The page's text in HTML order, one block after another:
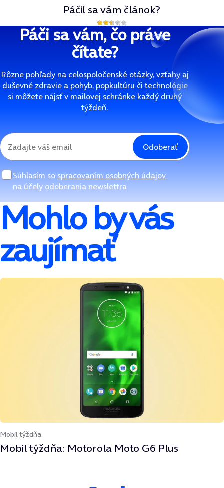
Páčil sa vám článok?
Páči sa vám, čo práve
čítate?
Rôzne pohľady na celospoločenské otázky, vzťahy aj
duševné zdravie a pohyb, popkultúru či technológie
si môžete nájsť v mailovej schránke každý druhý
týždeň.
Odoberať
Súhlasím so spracovaním osobných údajov
na účely odoberania newslettra
Mohlo by vás
zaujímať
Mobil týždňa
Mobil týždňa: Motorola Moto G6 Plus